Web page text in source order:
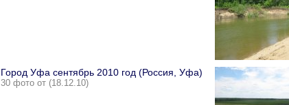
Город Уфа сентябрь 2010 год (Россия, Уфа)
30 фото от (18.12.10)